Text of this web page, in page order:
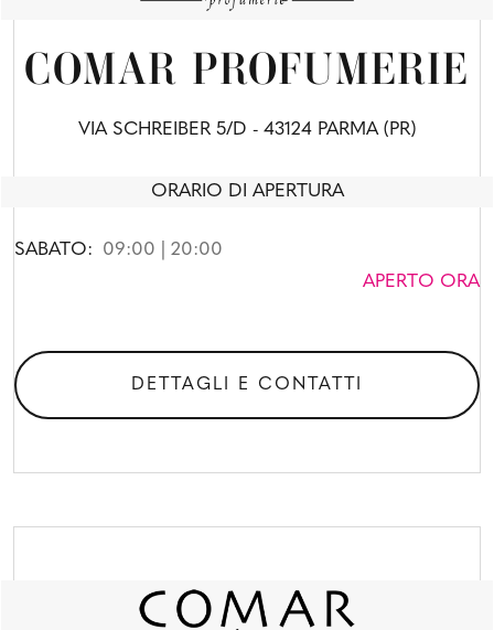
COMAR PROFUMERIE
VIA SCHREIBER 5/D - 43124 PARMA (PR)
ORARIO DI APERTURA
SABATO:
09:00 | 20:00
APERTO ORA
DETTAGLI E CONTATTI